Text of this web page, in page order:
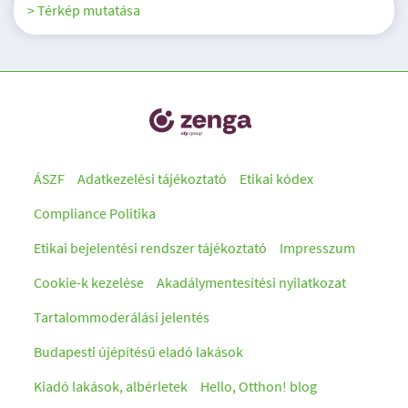
> Térkép mutatása
ÁSZF Adatkezelési tájékoztató
Etikai kódex
Compliance Politika
Etikai bejelentési rendszer tájékoztató
Impresszum
Cookie-k kezelése
Akadálymentesítési nyilatkozat
Tartalommoderálási jelentés
Budapesti újépítésű eladó lakások
Kiadó lakások, albérletek
Hello, Otthon! blog